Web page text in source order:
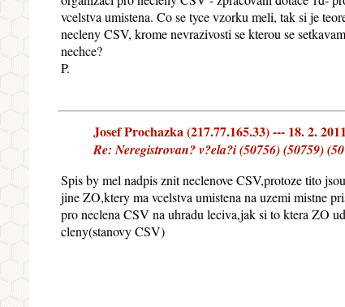
vcelstva umistena. Co se tyce vzorku meli, tak si je
necleny CSV, krome nevrazivosti se kterou se
nechce?
P.
Josef Prochazka (217.77.165.33) --- 18. 2. 2011
Re: Neregistrovan? v?ela?i (50756) (50759)
Spis by mel nadpis znit neclenove CSV,protoze tito
jine ZO,ktery ma vcelstva umistena na uzemi mistne
pro neclena CSV na uhradu leciva,jak si to ktera ZO
cleny(stanovy CSV)